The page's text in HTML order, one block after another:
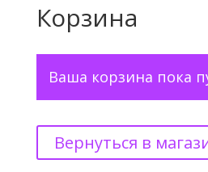
Корзина
Ваша корзина пока
Вернуться в